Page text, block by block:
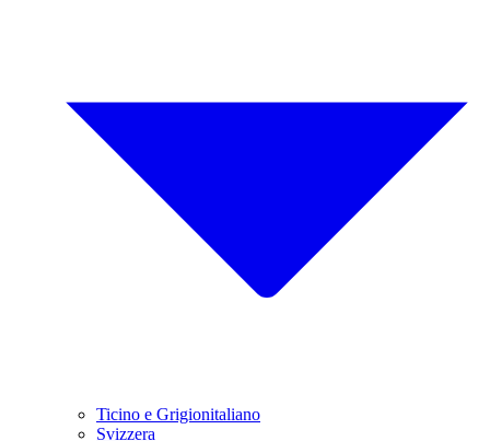
Ticino e Grigionitaliano
Svizzera